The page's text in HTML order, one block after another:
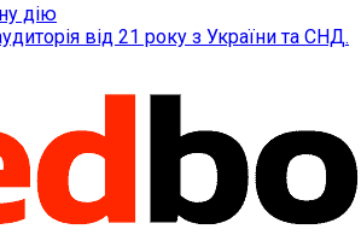
дію
від 21 року з України та СНД.